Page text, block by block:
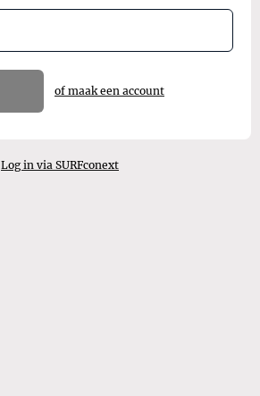
of maak een account
Log in via SURFconext